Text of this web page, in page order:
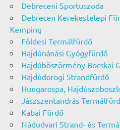
Debreceni Sportuszoda
Debrecen Kerekestelepi
Kemping
Földesi Termálfürdő
Hajdúnánási Gyógyfürdő
Hajdúböszörmény Bocskai
Hajdúdorogi Strandfürdő
Hungarospa,
Jászszentandrás
Kabai Fürdő
Nádudvari Strand- és